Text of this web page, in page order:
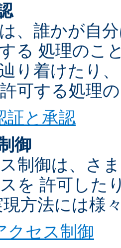
、誰かが自
る 処理のこ
り着けたり
可する処理
証と承認
御
制御は、さ
を 許可した
方法には様
クセス制御